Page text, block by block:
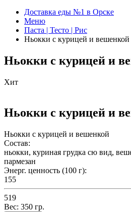
Доставка еды №1 в Орске
Меню
Паста | Тесто | Рис
Ньокки с курицей и вешенкой
Ньокки с курицей и
Хит
Ньокки с курицей и
Ньокки с курицей и вешенкой
Состав:
ньокки, куриная грудка сю вид,
пармезан
Энерг. ценность (100 г):
155
519
Вес: 350 гр.